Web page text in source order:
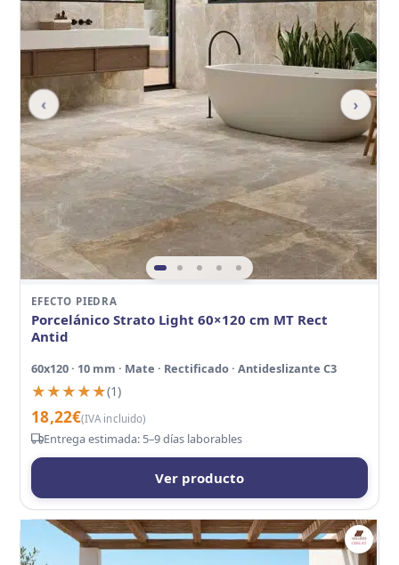
‹ ›
EFECTO PIEDRA
Porcelánico Strato Light 60×120 cm MT Rect
Antid
60x120 · 10 mm · Mate · Rectificado · Antideslizante C3
★★★★★
★★★★★(1)
18,22€(IVA incluido)
Entrega estimada: 5–9 días laborables
Ver producto